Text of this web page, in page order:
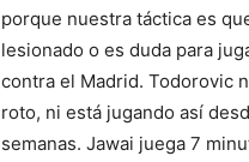
porque nuestra táctica es
lesionado o es duda para
contra el Madrid. Todorovic
roto, ni está jugando así
semanas. Jawai juega 7